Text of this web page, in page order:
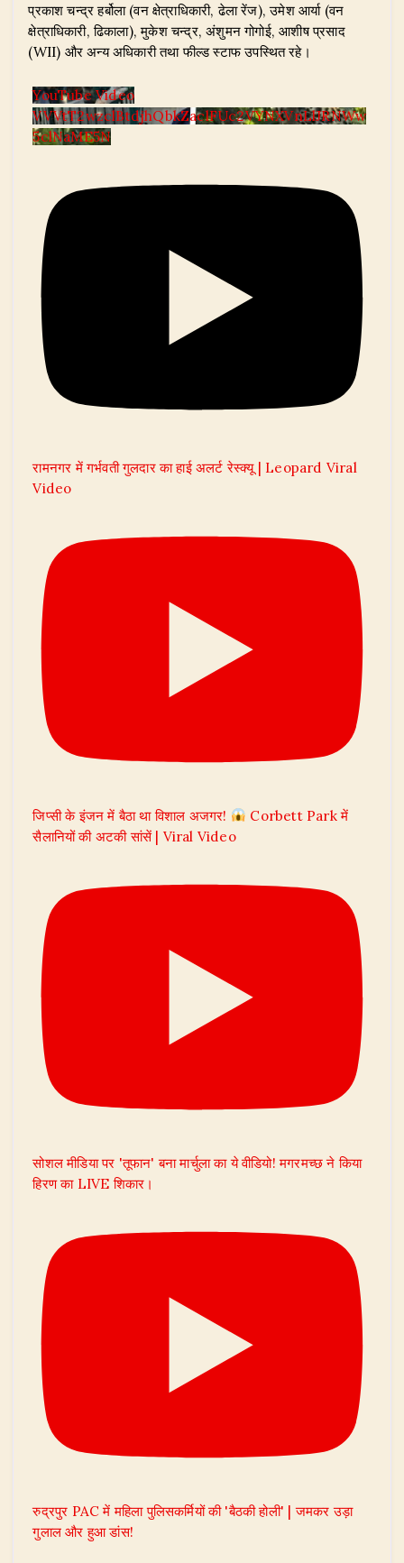
प्रकाश चन्द्र हर्बोला (वन क्षेत्राधिकारी, ढेला रेंज), उमेश आर्या (वन
क्षेत्राधिकारी, ढिकाला), मुकेश चन्द्र, अंशुमन गोगोई, आशीष प्रसाद
(WII) और अन्य अधिकारी तथा फील्ड स्टाफ उपस्थित रहे।
YouTube Video
VVVtT2wzclBtdjhQbkZaclFUc2VYNXVnLlJRNWw
5clNaME5N
रामनगर में गर्भवती गुलदार का हाई अलर्ट रेस्क्यू | Leopard Viral
Video
जिप्सी के इंजन में बैठा था विशाल अजगर!
Corbett Park में
सैलानियों की अटकी सांसें | Viral Video
सोशल मीडिया पर 'तूफान' बना मार्चुला का ये वीडियो! मगरमच्छ ने किया
हिरण का LIVE शिकार।
रुद्रपुर PAC में महिला पुलिसकर्मियों की 'बैठकी होली' | जमकर उड़ा
गुलाल और हुआ डांस!